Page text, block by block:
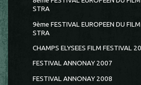
STRA
9ème FESTIVAL EUROPEEN DU
STRA
CHAMPS ELYSEES FILM FESTIVAL
FESTIVAL ANNONAY 2007
FESTIVAL ANNONAY 2008